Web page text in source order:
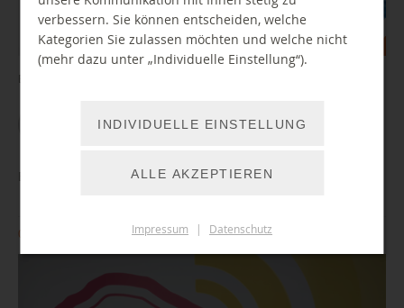
Einstiegskurs rund um das Smartphone, für Senioren
WEITER LESEN
BibLab: Freifunk Sprechstunde
07.12.2026 16:00 Uhr
verbessern. Sie können entscheiden, welche
Kategorien Sie zulassen möchten und welche nicht
(mehr dazu unter „Individuelle Einstellung“).
INDIVIDUELLE EINSTELLUNG
ALLE AKZEPTIEREN
Impressum | Datenschutz